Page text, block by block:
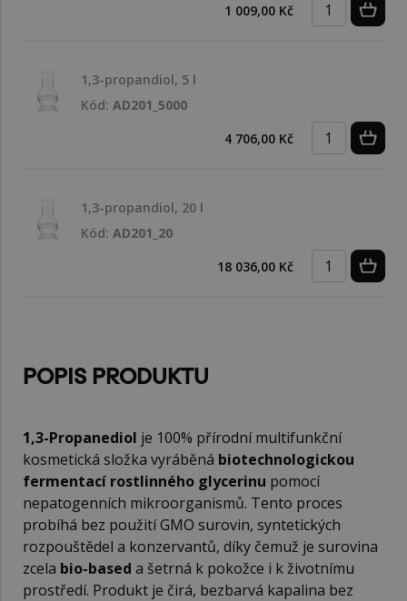
1 009,00 Kč
1,3-propandiol, 5 l
Kód: AD201_5000
4 706,00 Kč
1,3-propandiol, 20 l
Kód: AD201_20
18 036,00 Kč
POPIS PRODUKTU
1,3-Propanediol je 100% přírodní multifunkční
kosmetická složka vyráběná biotechnologickou
fermentací rostlinného glycerinu pomocí
nepatogenních mikroorganismů. Tento proces
probíhá bez použití GMO surovin, syntetických
rozpouštědel a konzervantů, díky čemuž je surovina
zcela bio-based a šetrná k pokožce i k životnímu
prostředí. Produkt je čirá, bezbarvá kapalina bez